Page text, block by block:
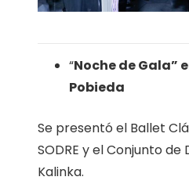
“Noche de Gala”
Pobieda
Se presentó el Ballet
SODRE y el Conjunto de
Kalinka.